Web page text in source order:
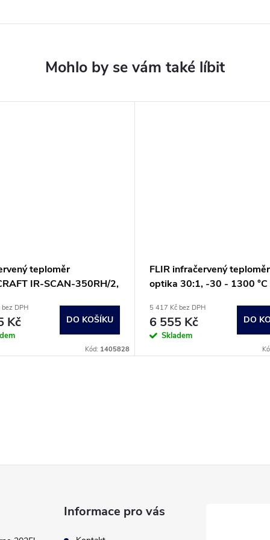
teploměr
IR-SCAN-350RH/2,
skener rosného bodu
DPH
Kč DO KOŠÍKU
Kód: 1405828
FLIR infračervený
optika 30:1, -30 - 1300 °C
5 417 Kč bez DPH
6 555 Kč
Skladem
DO
Informace pro vás